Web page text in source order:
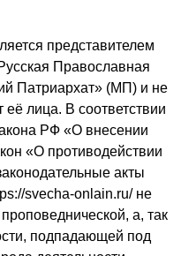
представителем
Православная
Патриархат» (МП) и не
её лица. В соответствии
РФ «О внесении
«О противодействии
акты
svecha-onlain.ru/ не
а, так
подпадающей под